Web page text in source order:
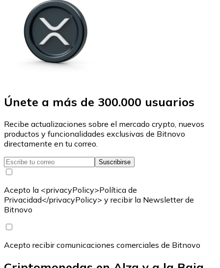
Únete a más de 300.000 usuarios
Recibe actualizaciones sobre el mercado crypto, nuevos
productos y funcionalidades exclusivas de Bitnovo
directamente en tu correo.
Suscribirse
Acepto la <privacyPolicy>Política de
Privacidad</privacyPolicy> y recibir la Newsletter de
Bitnovo
Acepto recibir comunicaciones comerciales de Bitnovo